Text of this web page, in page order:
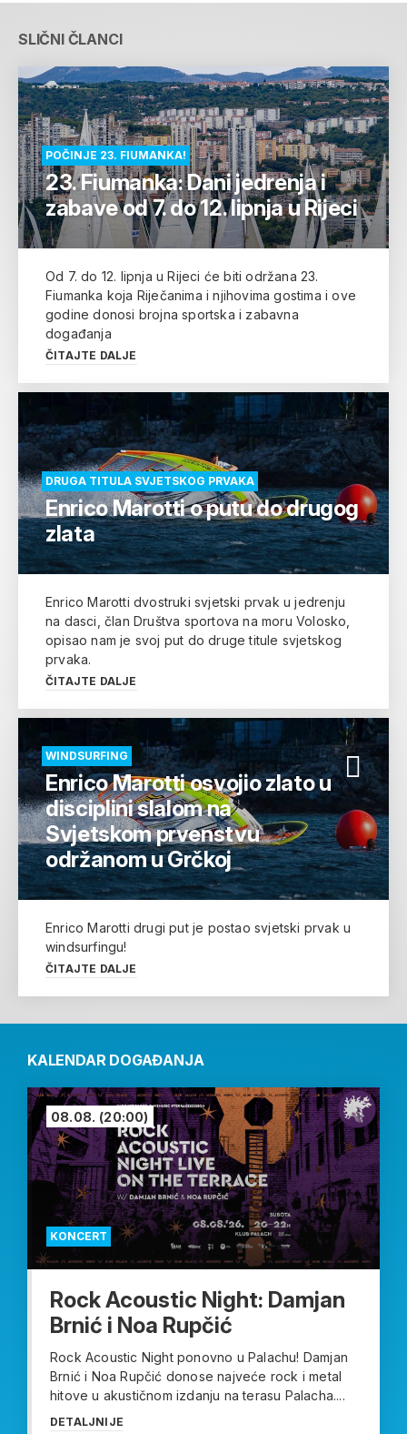
SLIČNI ČLANCI
POČINJE 23. FIUMANKA!
23. Fiumanka: Dani jedrenja i
zabave od 7. do 12. lipnja u Rijeci
Od 7. do 12. lipnja u Rijeci će biti održana 23.
Fiumanka koja Riječanima i njihovima gostima i ove
godine donosi brojna sportska i zabavna
događanja
ČITAJTE DALJE
DRUGA TITULA SVJETSKOG PRVAKA
Enrico Marotti o putu do drugog
zlata
Enrico Marotti dvostruki svjetski prvak u jedrenju
na dasci, član Društva sportova na moru Volosko,
opisao nam je svoj put do druge titule svjetskog
prvaka.
ČITAJTE DALJE
WINDSURFING
Enrico Marotti osvojio zlato u
disciplini slalom na
Svjetskom prvenstvu
održanom u Grčkoj
Enrico Marotti drugi put je postao svjetski prvak u
windsurfingu!
ČITAJTE DALJE
KALENDAR DOGAĐANJA
KONCERT
08.08. (20:00)
Rock Acoustic Night: Damjan
Brnić i Noa Rupčić
Rock Acoustic Night ponovno u Palachu! Damjan
Brnić i Noa Rupčić donose najveće rock i metal
hitove u akustičnom izdanju na terasu Palacha....
DETALJNIJE